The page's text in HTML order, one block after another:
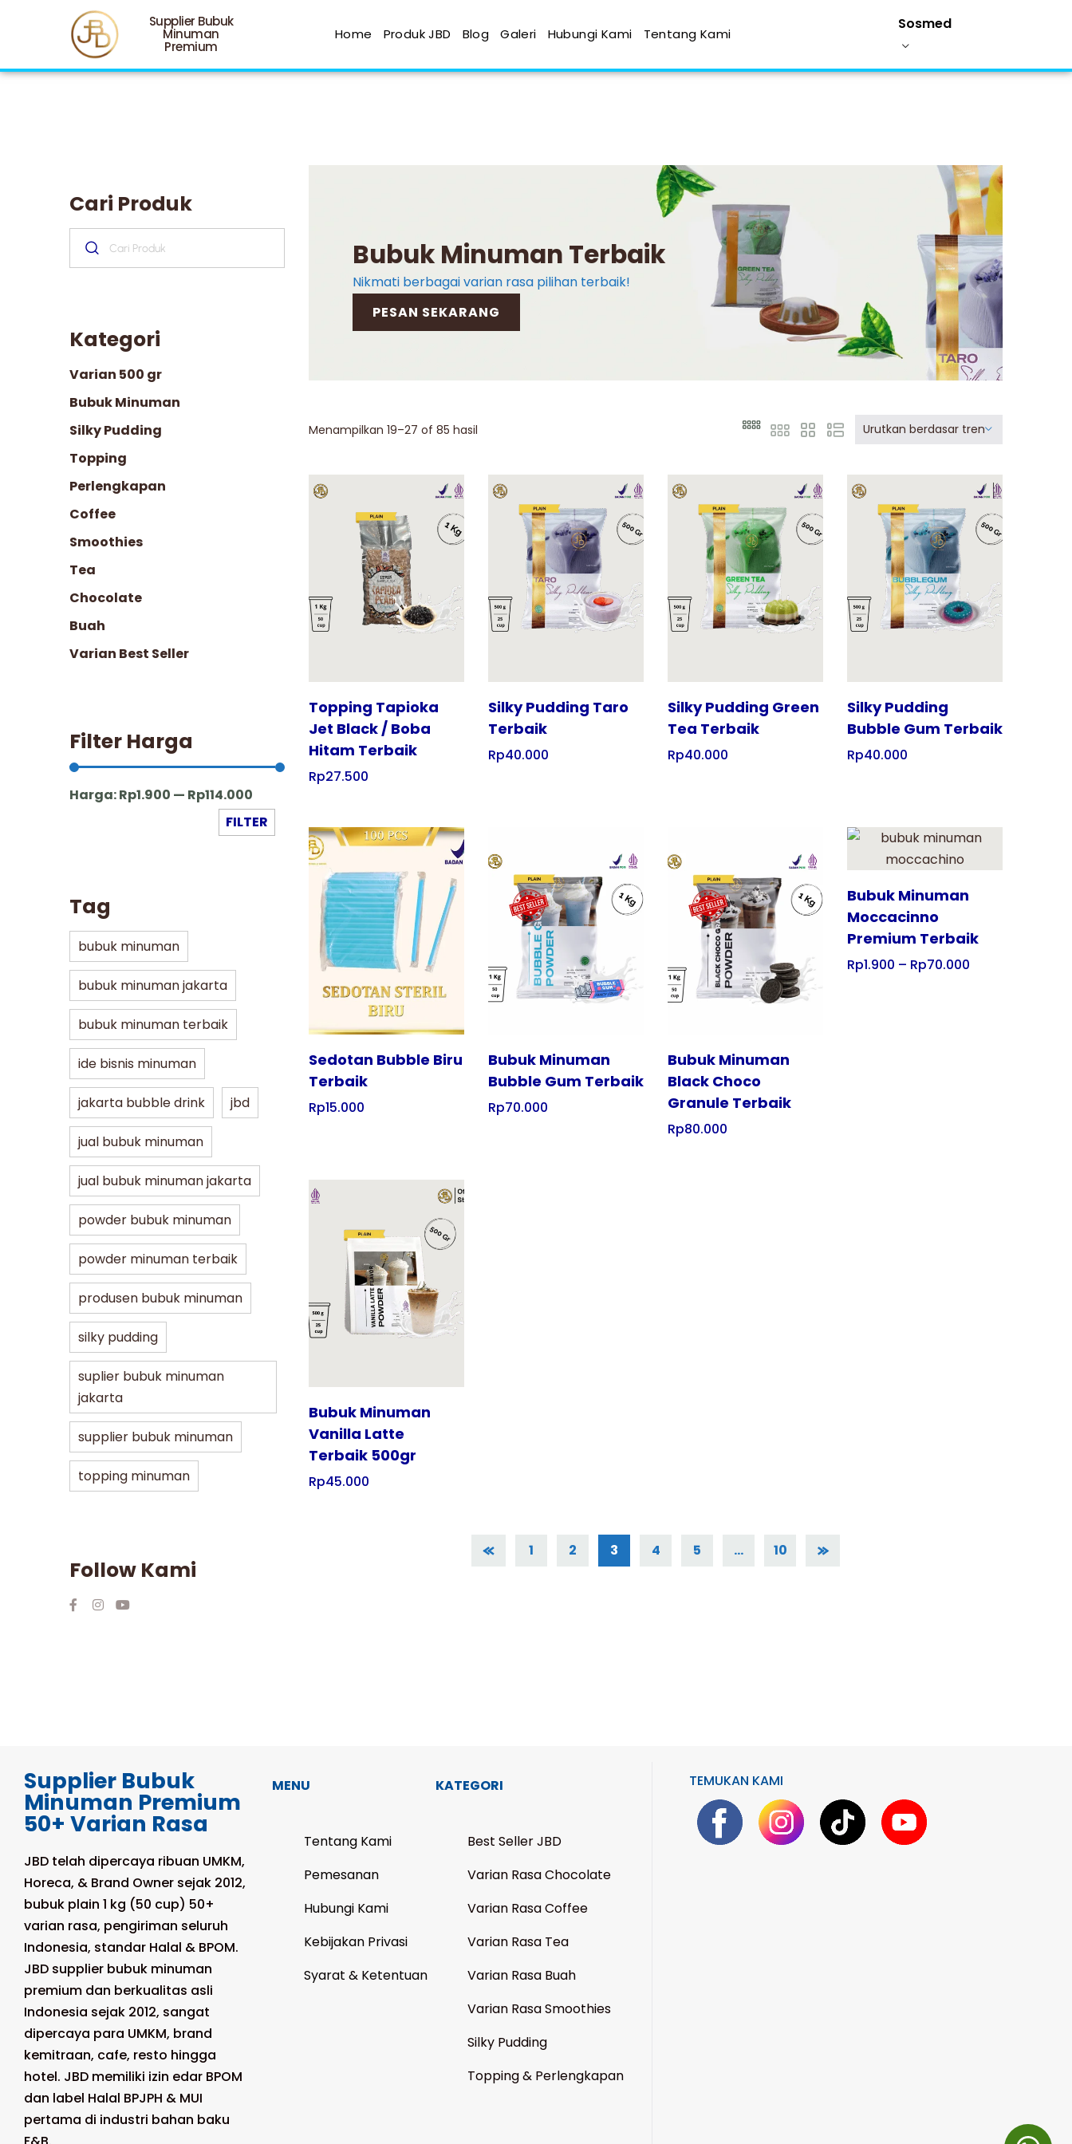
Supplier Bubuk
Minuman
Premium
Home Produk JBD Blog Galeri Hubungi Kami Tentang Kami
Sosmed
Cari Produk
Kategori
Varian 500 gr
Bubuk Minuman
Silky Pudding
Topping
Perlengkapan
Coffee
Smoothies
Tea
Chocolate
Buah
Varian Best Seller
Filter Harga
Harga:Rp1.900 — Rp114.000
FILTER
Tag
bubuk minuman
bubuk minuman jakarta
bubuk minuman terbaik
ide bisnis minuman
jakarta bubble drink jbd
jual bubuk minuman
jual bubuk minuman jakarta
powder bubuk minuman
powder minuman terbaik
produsen bubuk minuman
silky pudding
suplier bubuk minuman
jakarta
supplier bubuk minuman
topping minuman
Follow Kami
Bubuk Minuman Terbaik
Nikmati berbagai varian rasa pilihan terbaik!
PESAN SEKARANG
Menampilkan 19–27 of 85 hasil Urutkan berdasar tren
Tampilkan
Topping Tapioka
Jet Black / Boba
Hitam Terbaik
Rp27.500
Tampilkan
Silky Pudding Taro
Terbaik
Rp40.000
Tampilkan
Silky Pudding Green
Tea Terbaik
Rp40.000
Tampilkan
Silky Pudding
Bubble Gum Terbaik
Rp40.000
Tampilkan
Sedotan Bubble Biru
Terbaik
Rp15.000
Tampilkan
Bubuk Minuman
Bubble Gum Terbaik
Rp70.000
Tampilkan
Bubuk Minuman
Black Choco
Granule Terbaik
Rp80.000
Tampilkan
Bubuk Minuman
Moccacinno
Premium Terbaik
Rp1.900 – Rp70.000
Tampilkan
Bubuk Minuman
Vanilla Latte
Terbaik 500gr
Rp45.000
1 2 3 4 5 … 10
Supplier Bubuk
Minuman Premium
50+ Varian Rasa
JBD telah dipercaya ribuan UMKM,
Horeca, & Brand Owner sejak 2012,
bubuk plain 1 kg (50 cup) 50+
varian rasa, pengiriman seluruh
Indonesia, standar Halal & BPOM.
JBD supplier bubuk minuman
premium dan berkualitas asli
Indonesia sejak 2012, sangat
dipercaya para UMKM, brand
kemitraan, cafe, resto hingga
hotel. JBD memiliki izin edar BPOM
dan label Halal BPJPH & MUI
pertama di industri bahan baku
MENU
Tentang Kami
Pemesanan
Hubungi Kami
Kebijakan Privasi
Syarat & Ketentuan
KATEGORI
Best Seller JBD
Varian Rasa Chocolate
Varian Rasa Coffee
Varian Rasa Tea
Varian Rasa Buah
Varian Rasa Smoothies
Silky Pudding
Topping & Perlengkapan
TEMUKAN KAMI